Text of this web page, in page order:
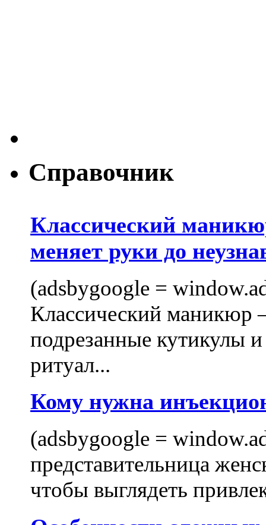
Справочник
Классический
меняет руки до
(adsbygoogle =
Классический маникюр
подрезанные кутикулы
ритуал...
Кому нужна
(adsbygoogle =
представительница
чтобы выглядеть